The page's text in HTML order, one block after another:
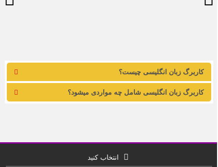
کاربرگ زبان انگلیسی چیست؟
کاربرگ زبان انگلیسی شامل چه مواردی میشود؟
انتخاب کنید